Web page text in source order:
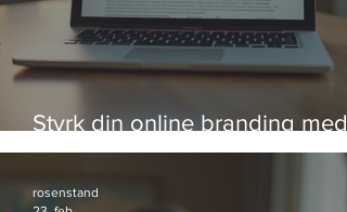
Styrk din online branding med
strategier, der virker
rosenstand